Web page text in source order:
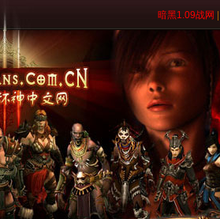
暗黑1.09战网